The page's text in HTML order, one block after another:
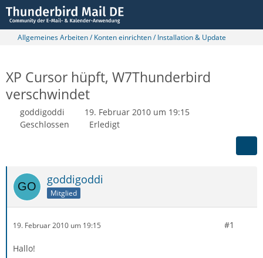
Allgemeines Arbeiten / Konten einrichten / Installation & Update
XP Cursor hüpft, W7Thunderbird
verschwindet
goddigoddi
19. Februar 2010 um 19:15
Geschlossen
Erledigt
goddigoddi
Mitglied
19. Februar 2010 um 19:15 #1
Hallo!